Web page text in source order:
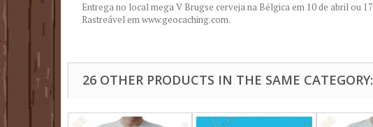
Entregano localmegaV Brugse cervejana Bélgicaem 10 de abrilou 17
Rastreávelemwww.geocaching.com.
26 OTHER PRODUCTS IN THE SAME CATEGORY: